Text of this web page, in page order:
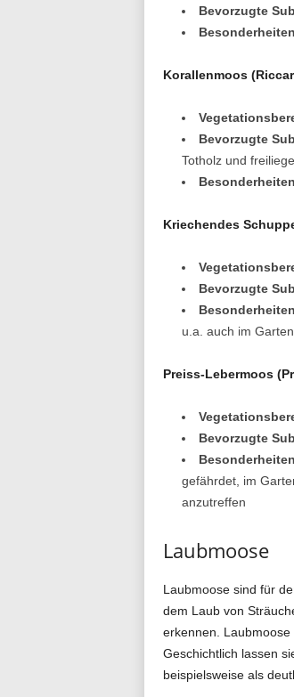
Bevorzugte
Korallenmoos
Bevorzugte
Totholz und
Kriechendes
Bevorzugte
u.a. auch im
Preiss-Lebermoos
Bevorzugte
gefährdet, im
anzutreffen
Laubmoose
Laubmoose sind für
dem Laub von
erkennen.
Geschichtlich lassen
beispielsweise als